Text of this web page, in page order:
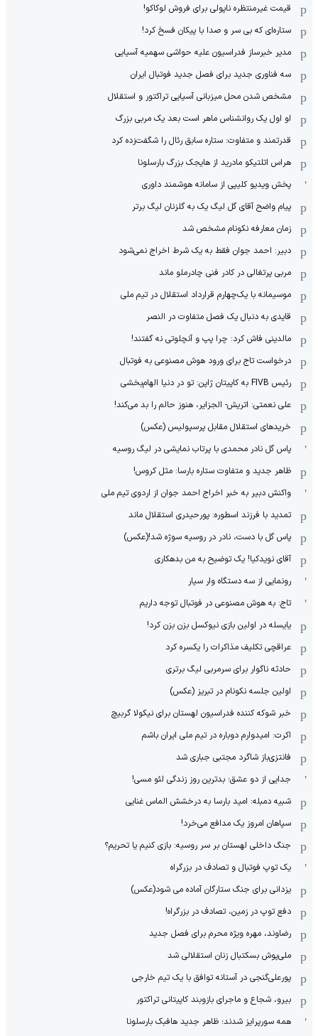
قیمت غیرمنتظره ناپولی برای فروش لوکاکو!
ستاره‌ای که بی سر و صدا با پیکان فسخ کرد!
مدیر خبرساز فدراسیون علیه حواشی سهمیه آسیایی
سه فناوری جدید برای فصل جدید فوتبال ایران
مشخص شدن محل میزبانی آسیایی تراکتور و استقلال
او اول یک روانشناس ماهر است بعد یک مربی بزرگ
قدرتمند و متفاوت: ستاره سابق رئال را شگفت‌زده کرد
هراس اتلتیکو مادرید از هایجک بزرگ بارسلونا
پخش ویدیو کلیپی از سامانه هوشمند داوری
پیام واضح آقای گل لیگ یک به گلزنان لیگ برتر
زمان معارفه نکونام مشخص شد
دبیر: احمد جوان فقط به یک شرط اخراج نمی‌شود
مربی پرتغالی در کادر فنی چادرملو ماند
موسیمانه با یک‌چهارم قرارداد استقلال در تیم ملی
قایدی به دنبال یک فصل متفاوت در النصر
مالدینی فاش کرد: چرا پپ و آنچلوتی نه گفتند!
درخواست تاج برای ورود هوش مصنوعی به فوتبال
رئیس FIVB به کاپیتان ژاپن: تو در دنیا الهام‌بخشی
علی نعمتی: اتریش- الجزایر، هنوز حالم را بد می‌کند!
خریدهای استقلال مقابل پرسپولیس (عکس)
پاس گل نادر محمدی با پرتاب نمایشی در لیگ روسیه
ظاهر جدید و متفاوت ستاره بارسا: مثل کروس!
واکنش دبیر به خبر اخراج احمد جوان از اردوی تیم ملی
تمدید با فرزند اسطوره: پورحیدری استقلال ماند
پاس گل با دست، نادر در روسیه سوژه شد!(عکس)
آقای نویدکیا! یک توضیح به من بدهکاری
رونمایی از سه دستگاه وار سیار
تاج: به هوش مصنوعی در فوتبال توجه داریم
یایسله در اولین بازی نیوکسل بزن بزن کرد!
عراقچی تکلیف مذاکرات را یکسره کرد
حادثه ناگوار برای سرمربی لیگ برتری
اولین جلسه نکونام در تبریز (عکس)
خبر شوکه کننده فدراسیون لهستان برای نیکولا گربیچ
اکرت: امیدوارم دوباره در تیم ملی ایران باشم
فانتزی‌باز شاگرد مجتبی جباری شد
جدایی از دو عشق؛ بدترین روز زندگی لئو مسی!
شبیه دمبله: امید بارسا به درخشش الماس غنایی
سپاهان امروز یک مدافع می‌خرد!
جنگ داخلی لهستان بر سر روسیه: بازی کنیم یا تحریم؟
یک توپ فوتبال و تصادف در بزرگراه
یزدانی برای جنگ ستارگان آماده می شود(عکس)
دفع توپ در زمین، تصادف در بزرگراه!
رضاوند، مهره ویژه محرم برای فصل جدید
ملی‌پوش بسکتبال زنان استقلالی شد
پورعلی‌گنجی در آستانه توافق با یک تیم خارجی
بیرو، شجاع و ماجرای بازوبند کاپیتانی تراکتور
همه سورپرایز شدند؛ ظاهر جدید هافبک بارسلونا